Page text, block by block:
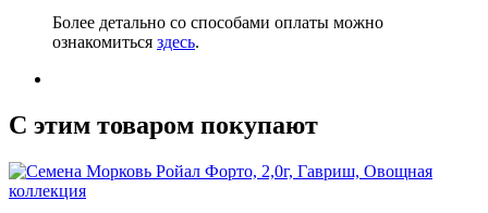
Более детально со способами оплаты можно
ознакомиться здесь.
C этим товаром покупают